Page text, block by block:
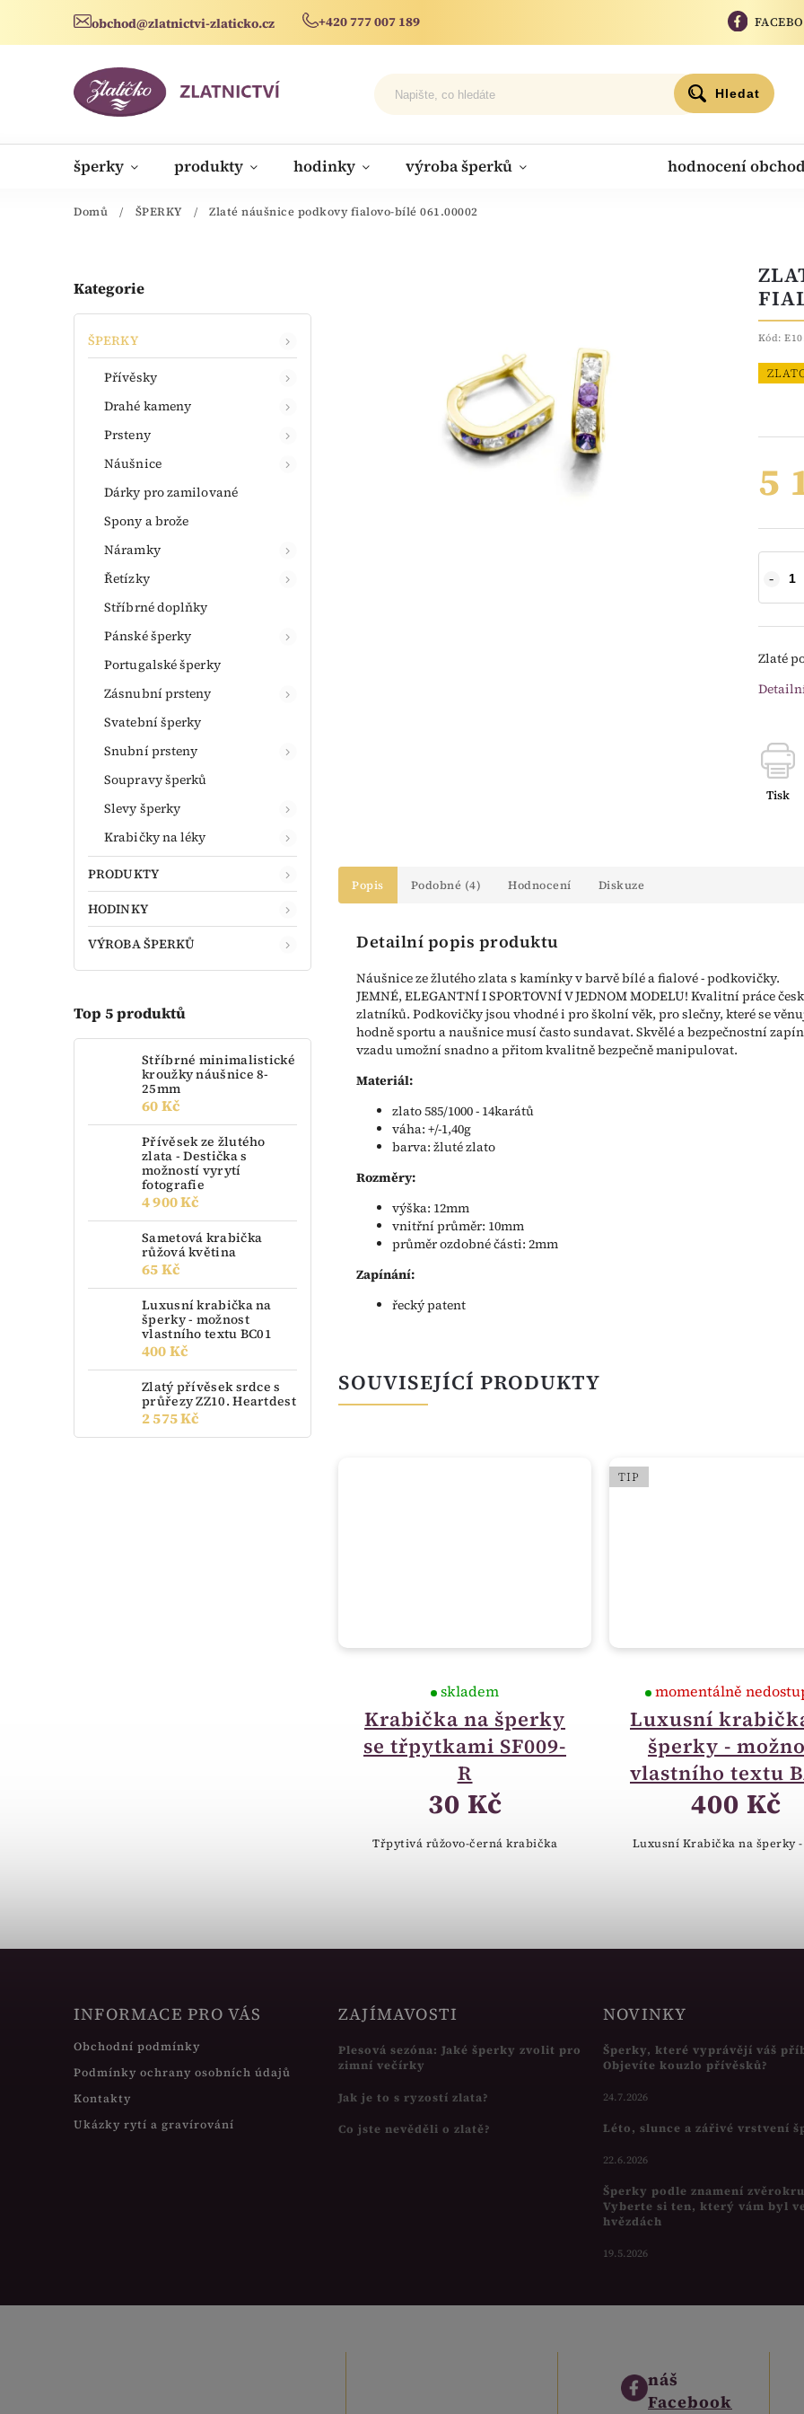
obchod@zlatnictvi-zlaticko.cz +420 777 007 189
Hledat
šperky produkty hodinky výroba šperků hodnocení
novinky
Domů / ŠPERKY / Zlaté náušnice podkovy fialovo-bílé 061.00002
Kategorie
ŠPERKY
Přívěsky
Drahé kameny
Prsteny
Náušnice
Dárky pro zamilované
Spony a brože
Náramky
Řetízky
Stříbrné doplňky
Pánské šperky
Portugalské šperky
Zásnubní prsteny
Svatební šperky
Snubní prsteny
Soupravy šperků
Slevy šperky
Krabičky na léky
PRODUKTY
HODINKY
VÝROBA ŠPERKŮ
Top 5 produktů
Stříbrné minimalistické
kroužky náušnice 8-
25mm
60 Kč
Přívěsek ze žlutého
zlata - Destička s
možností vyrytí
fotografie
4 900 Kč
Sametová krabička
růžová květina
65 Kč
Luxusní krabička na
šperky - možnost
vlastního textu BC01
400 Kč
Zlatý přívěsek srdce s
průřezy ZZ10. Heartdest
2 575 Kč
Kód:
5
Zlaté
Tisk
Popis Podobné (4) Hodnocení Diskuze
Detailní popis produktu
Náušnice ze žlutého zlata s kamínky v barvě bílé a fialové - podkovičky.
JEMNÉ, ELEGANTNÍ I SPORTOVNÍ V JEDNOM MODELU! Kvalitní práce
zlatníků. Podkovičky jsou vhodné i pro školní věk, pro slečny, které se
hodně sportu a naušnice musí často sundavat. Skvělé a bezpečnostní
vzadu umožní snadno a přitom kvalitně bezpečně manipulovat.
Materiál:
zlato 585/1000 - 14karátů
váha: +/-1,40g
barva: žluté zlato
Rozměry:
výška: 12mm
vnitřní průměr: 10mm
průměr ozdobné části: 2mm
Zapínání:
řecký patent
SOUVISEJÍCÍ PRODUKTY
Krabička na šperky
se třpytkami SF009-
R
skladem
30 Kč
Třpytivá růžovo-černá krabička
TIP
Luxusní
šperky -
vlastního textu
momentálně
400 Kč
Luxusní Krabička na šperky
INFORMACE PRO VÁS
Obchodní podmínky
Podmínky ochrany osobních údajů
Kontakty
Ukázky rytí a gravírování
ZAJÍMAVOSTI
Plesová sezóna: Jaké šperky zvolit pro
zimní večírky
Jak je to s ryzostí zlata?
Co jste nevěděli o zlatě?
NOVINKY
Šperky, které vyprávějí váš
Objevíte kouzlo přívěsků?
24.7.2026
Léto, slunce a zářivé vrstvení
22.6.2026
Šperky podle znamení
Vyberte si ten, který vám byl
hvězdách
19.5.2026
náš
Facebook